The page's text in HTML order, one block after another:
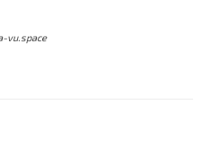
vu.space